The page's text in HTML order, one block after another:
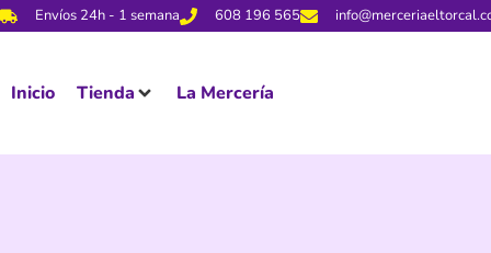
Envíos 24h - 1 semana 608 196 565
Inicio Tienda La Mercería